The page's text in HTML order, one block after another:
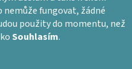
nemůže fungovat, žádné
použity do momentu, než
Souhlasím.